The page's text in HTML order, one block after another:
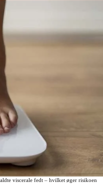
viscerale fedt – hvilket øger risikoen